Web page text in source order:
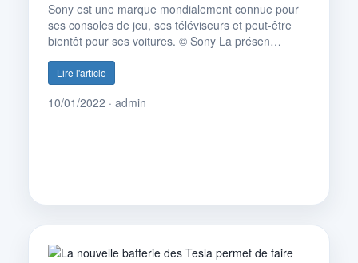
Sony est une marque mondialement connue pour
ses consoles de jeu, ses téléviseurs et peut-être
bientôt pour ses voitures. © Sony La présen…
Lire l'article
10/01/2022 · admin